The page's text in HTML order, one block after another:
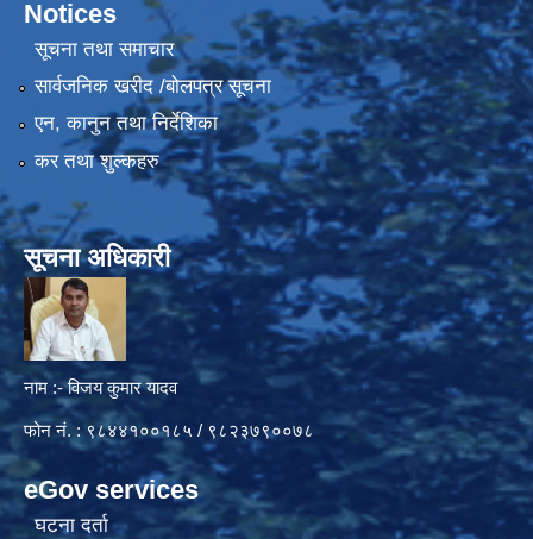
Notices
सूचना तथा समाचार
सार्वजनिक खरीद /बोलपत्र सूचना
एन, कानुन तथा निर्देशिका
कर तथा शुल्कहरु
सूचना अधिकारी
नाम :- विजय कुमार यादव
फोन नं. : ९८४४१००१८५ / ९८२३७९००७८
eGov services
घटना दर्ता